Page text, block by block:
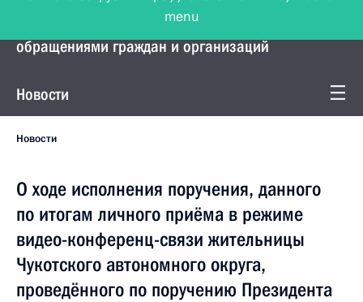
Управление Президента по работе с
обращениями граждан и организаций
Новости
Новости
О ходе исполнения поручения, данного
по итогам личного приёма в режиме
видео-конференц-связи жительницы
Чукотского автономного округа,
проведённого по поручению Президента
menu